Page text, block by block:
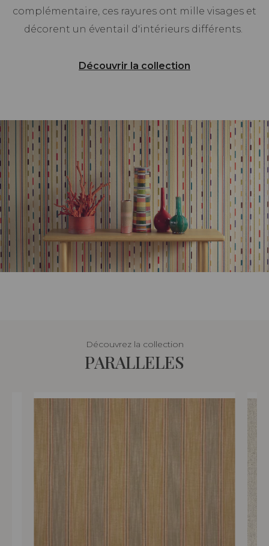
complémentaire, ces rayures ont mille visages et
décorent un éventail d'intérieurs différents.
Découvrir la collection
Découvrez la collection
PARALLELES